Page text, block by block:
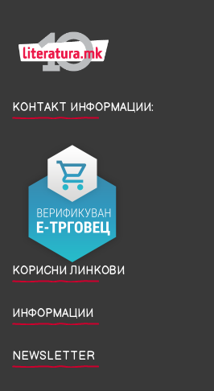
КОНТАКТ ИНФОРМАЦИИ:
КОРИСНИ ЛИНКОВИ
ИНФОРМАЦИИ
NEWSLETTER